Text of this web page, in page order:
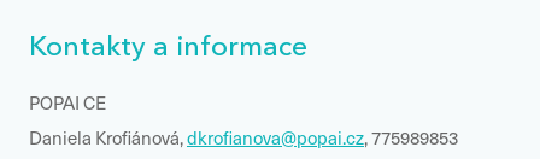
Kontakty a informace
POPAI CE
Daniela Krofiánová,dkrofianova@popai.cz, 775989853